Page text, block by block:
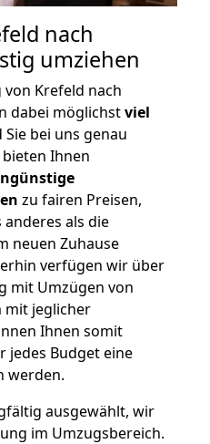
nach
umziehen
von Krefeld nach
dabei möglichstviel
Sie bei uns genau
Ihnen
zu fairen Preisen,
als die
neuen Zuhause
verfügen wir über
mit Umzügen von
mit jeglicher
Ihnen somit
jedes Budget eine
werden.
ausgewählt, wir
im Umzugsbereich.